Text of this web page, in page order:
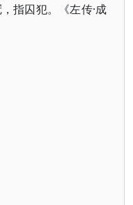
指囚犯。《左传·成